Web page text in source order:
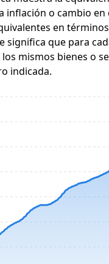
inflación o cambio en
en
significa que para
mismos bienes o
indicada.